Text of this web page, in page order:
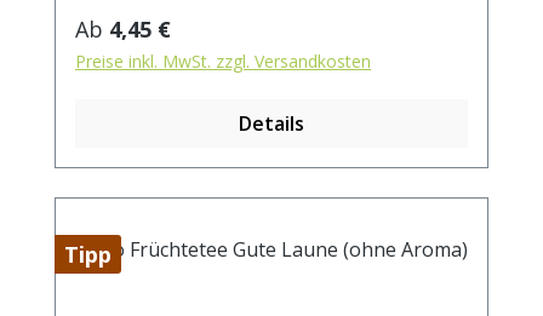
Weinbeeren, Karottenstücke, Rote
Beetestücke, Aroma, Himbeeren(2%),
Erdbeerstücke(1%) Zubereitung: ca. 20g
Ziehzeit: max.10 min.
Regulärer Preis:
Ab 4,45 €
Preise inkl. MwSt. zzgl. Versandkosten
Details
Tipp